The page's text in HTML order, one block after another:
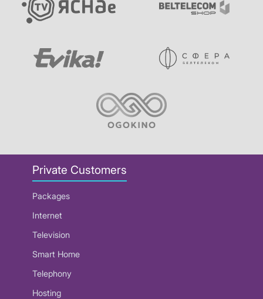
Private Customers
Packages
Internet
Television
Smart Home
Telephony
Hosting